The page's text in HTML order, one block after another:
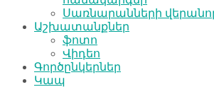
Սառնարանների
Աշխատանքներ
ֆոտո
Վիդեո
Գործընկերներ
Կապ